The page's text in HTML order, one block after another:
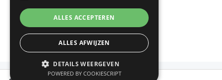
ALLES ACCEPTEREN
ALLES AFWIJZEN
DETAILS WEERGEVEN
POWERED BY COOKIESCRIPT